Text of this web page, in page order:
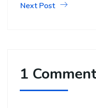
Next Post
1